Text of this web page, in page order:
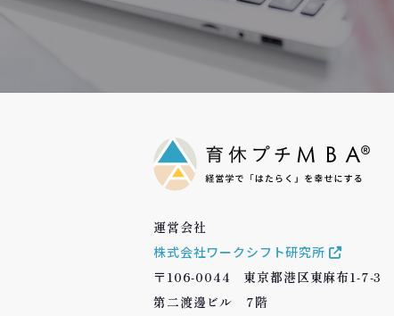
運営会社
株式会社ワークシフト研究所
〒106-0044 東京都港区東麻布1-7-3
第二渡邊ビル 7階